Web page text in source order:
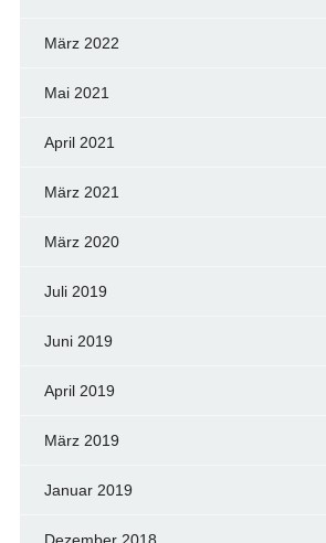
März 2022
Mai 2021
April 2021
März 2021
März 2020
Juli 2019
Juni 2019
April 2019
März 2019
Januar 2019